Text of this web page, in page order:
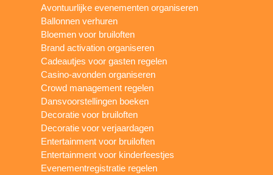
Avontuurlijke evenementen organiseren
Ballonnen verhuren
Bloemen voor bruiloften
Brand activation organiseren
Cadeautjes voor gasten regelen
Casino-avonden organiseren
Crowd management regelen
Dansvoorstellingen boeken
Decoratie voor bruiloften
Decoratie voor verjaardagen
Entertainment voor bruiloften
Entertainment voor kinderfeestjes
Evenementregistratie regelen